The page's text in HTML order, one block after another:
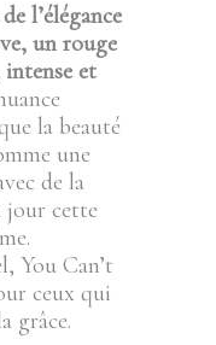
l’élégance
un rouge
et
la beauté
une
de la
jour cette
You Can’t
ceux qui
grâce.